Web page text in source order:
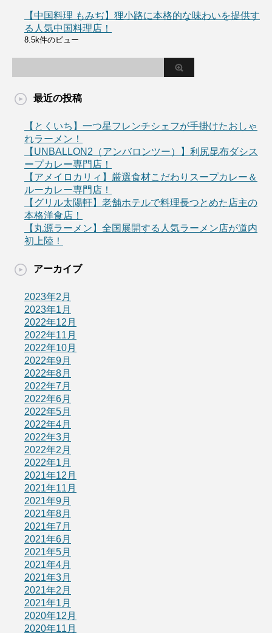
【中国料理 もみぢ】狸小路に本格的な味わいを提供す
る人気中国料理店！
8.5k件のビュー
最近の投稿
【とくいち】一つ星フレンチシェフが手掛けたおしゃ
れラーメン！
【UNBALLON2（アンバロンツー）】利尻昆布ダシス
ープカレー専門店！
【アメイロカリィ】厳選食材こだわりスープカレー＆
ルーカレー専門店！
【グリル太陽軒】老舗ホテルで料理長つとめた店主の
本格洋食店！
【丸源ラーメン】全国展開する人気ラーメン店が道内
初上陸！
アーカイブ
2023年2月
2023年1月
2022年12月
2022年11月
2022年10月
2022年9月
2022年8月
2022年7月
2022年6月
2022年5月
2022年4月
2022年3月
2022年2月
2022年1月
2021年12月
2021年11月
2021年9月
2021年8月
2021年7月
2021年6月
2021年5月
2021年4月
2021年3月
2021年2月
2021年1月
2020年12月
2020年11月